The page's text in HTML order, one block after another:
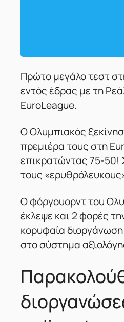
Πρώτο μεγάλο τεστ
εντός έδρας με τη
EuroLeague.
Ο Ολυμπιακός
πρεμιέρα τους στη
επικρατώντας 75-50!
τους
Ο φόργουορντ του
έκλεψε και 2 φορές
κορυφαία
στο σύστημα